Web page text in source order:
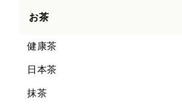
お茶
健康茶
日本茶
抹茶